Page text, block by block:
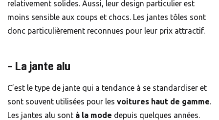
relativement solides. Aussi, leur design particulier est
moins sensible aux coups et chocs. Les jantes tôles sont
donc particulièrement reconnues pour leur prix attractif.
– La jante alu
C’est le type de jante qui a tendance à se standardiser et
sont souvent utilisées pour les voitures haut de gamme
Les jantes alu sont à la mode depuis quelques années.